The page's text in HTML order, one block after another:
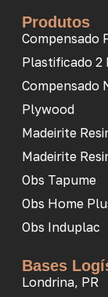
Produtos
Compensado
Plastificado 2
Compensado
Plywood
Madeirite
Madeirite
Obs Tapume
Obs Home
Obs Induplac
Bases
Londrina, PR